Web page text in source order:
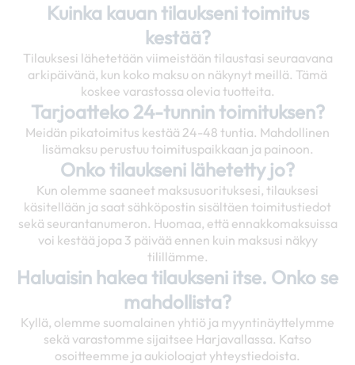
Kuinka kauan tilaukseni toimitus
kestää?
Tilauksesi lähetetään viimeistään tilaustasi seuraavana
arkipäivänä, kun koko maksu on näkynyt meillä. Tämä
koskee varastossa olevia tuotteita.
Tarjoatteko 24-tunnin toimituksen?
Meidän pikatoimitus kestää 24-48 tuntia. Mahdollinen
lisämaksu perustuu toimituspaikkaan ja painoon.
Onko tilaukseni lähetetty jo?
Kun olemme saaneet maksusuorituksesi, tilauksesi
käsitellään ja saat sähköpostin sisältäen toimitustiedot
sekä seurantanumeron. Huomaa, että ennakkomaksuissa
voi kestää jopa 3 päivää ennen kuin maksusi näkyy
tilillämme.
Haluaisin hakea tilaukseni itse. Onko se
mahdollista?
Kyllä, olemme suomalainen yhtiö ja myyntinäyttelymme
sekä varastomme sijaitsee Harjavallassa. Katso
osoitteemme ja aukioloajat yhteystiedoista.